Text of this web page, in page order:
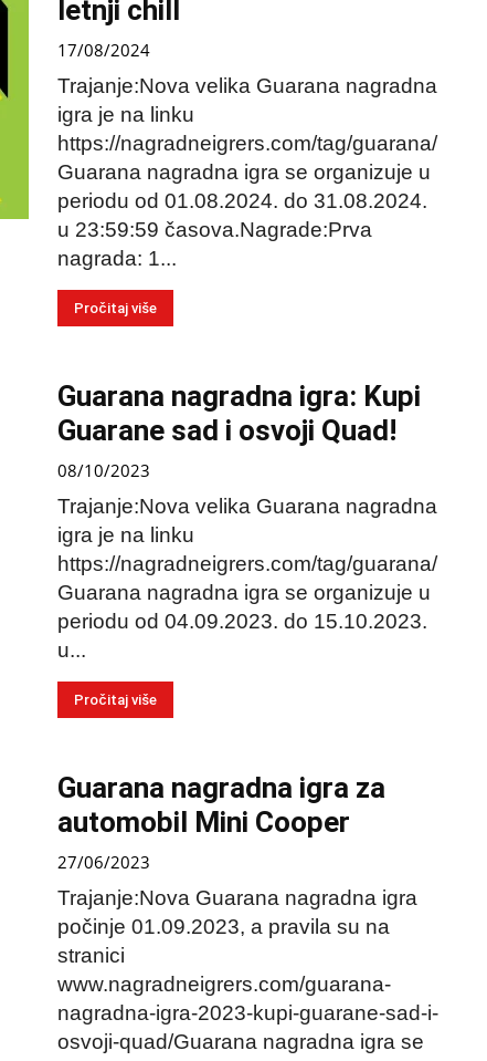
letnji chill
17/08/2024
Trajanje:Nova velika Guarana nagradna
igra je na linku
https://nagradneigrers.com/tag/guarana/
Guarana nagradna igra se organizuje u
periodu od 01.08.2024. do 31.08.2024.
u 23:59:59 časova.Nagrade:Prva
nagrada: 1...
Pročitaj više
Guarana nagradna igra: Kupi
Guarane sad i osvoji Quad!
08/10/2023
Trajanje:Nova velika Guarana nagradna
igra je na linku
https://nagradneigrers.com/tag/guarana/
Guarana nagradna igra se organizuje u
periodu od 04.09.2023. do 15.10.2023.
u...
Pročitaj više
Guarana nagradna igra za
automobil Mini Cooper
27/06/2023
Trajanje:Nova Guarana nagradna igra
počinje 01.09.2023, a pravila su na
stranici
www.nagradneigrers.com/guarana-
nagradna-igra-2023-kupi-guarane-sad-i-
osvoji-quad/Guarana nagradna igra se